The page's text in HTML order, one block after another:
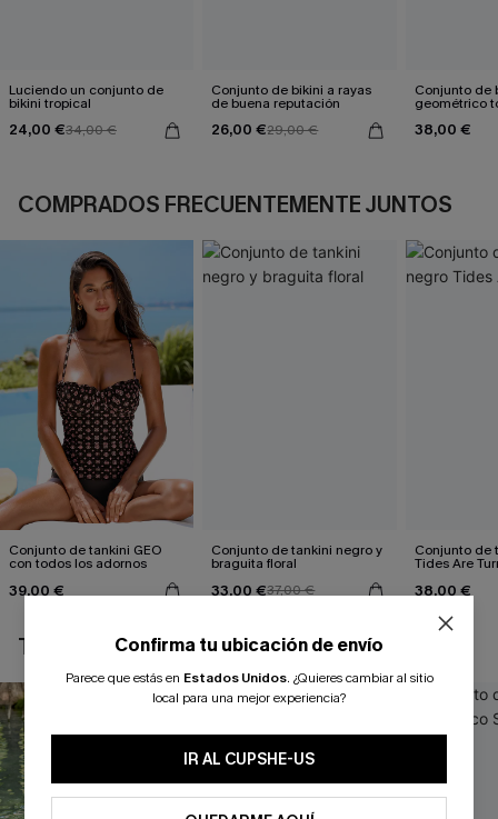
Luciendo un conjunto de
bikini tropical
24,00 €34,00 €
Conjunto de bikini a rayas
de buena reputación
26,00 €29,00 €
Conjunto de
geométrico
genial
38,00 €
COMPRADOS FRECUENTEMENTE JUNTOS
Conjunto de tankini GEO
con todos los adornos
39,00 €
Conjunto de tankini negro y
braguita floral
33,00 €37,00 €
Conjunto de
Tides Are
38,00 €
TAMBIÉN TE PUEDE GUSTAR
Confirma tu ubicación de envío
Parece que estás en Estados Unidos. ¿Quieres cambiar al sitio
local para una mejor experiencia?
IR AL CUPSHE-US